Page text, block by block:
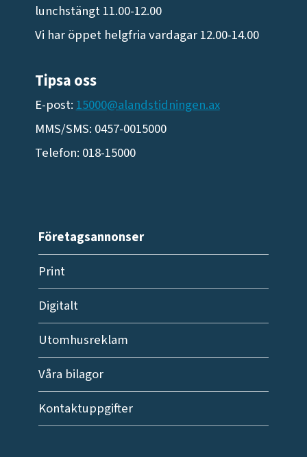
lunchstängt 11.00-12.00
Vi har öppet helgfria vardagar 12.00-14.00
Tipsa oss
E-post:15000@alandstidningen.ax
MMS/SMS: 0457-0015000
Telefon: 018-15000
Företagsannonser
Print
Digitalt
Utomhusreklam
Våra bilagor
Kontaktuppgifter